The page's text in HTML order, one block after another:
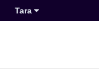
Tara